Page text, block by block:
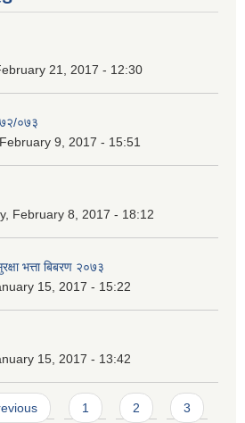
21, 2017 - 12:30
०७३
9, 2017 - 15:51
February 8, 2017 - 18:12
भत्ता बिबरण २०७३
15, 2017 - 15:22
15, 2017 - 13:42
1 2 3